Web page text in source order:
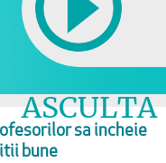
ASCULTA
LIVEsa incheie
bune